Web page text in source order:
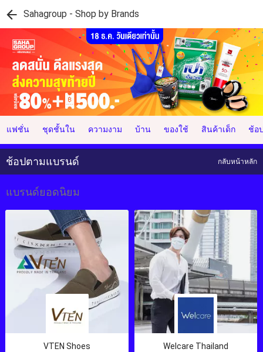
Sahagroup - Shop by Brands
แฟชั่น ชุดชั้นใน ความงาม บ้าน ของใช้ สินค้าเด็ก ช้อ
ช้อปตามแบรนด์ กลับหน้าหลัก
แบรนด์ยอดนิยม
VTEN Shoes Welcare Thailand